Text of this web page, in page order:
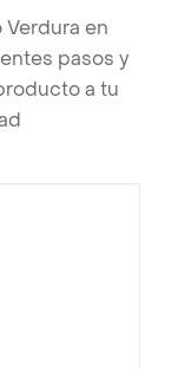
en
pasos y
a tu